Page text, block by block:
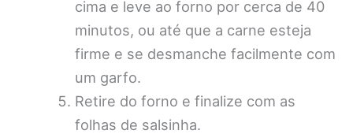
cima e leve ao forno por cerca de 40
minutos, ou até que a carne esteja
firme e se desmanche facilmente com
um garfo.
Retire do forno e finalize com as
folhas de salsinha.